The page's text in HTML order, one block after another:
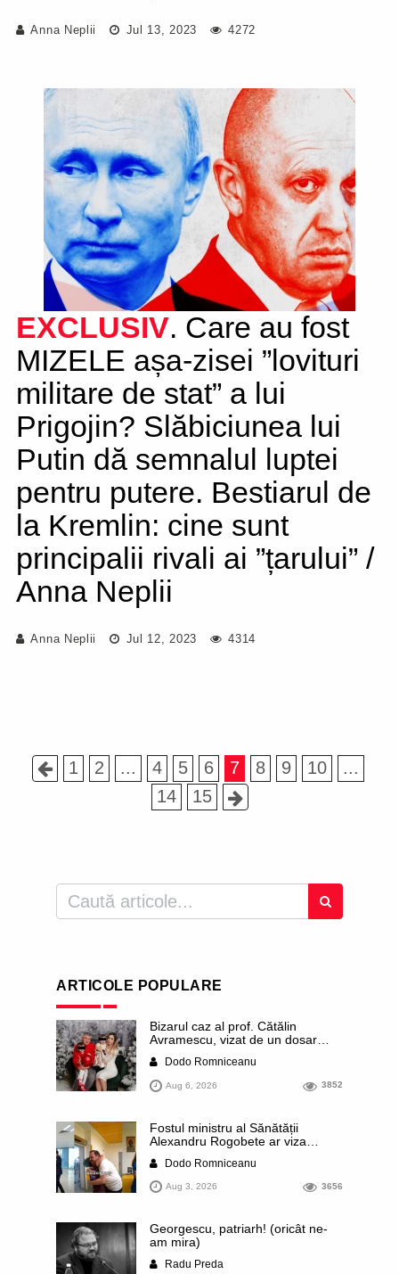
Anna Neplii Jul 13, 2023 4272
EXCLUSIV. Care au fost
MIZELE așa-zisei ”lovituri
militare de stat” a lui
Prigojin? Slăbiciunea lui
Putin dă semnalul luptei
pentru putere. Bestiarul de
la Kremlin: cine sunt
principalii rivali ai ”țarului” /
Anna Neplii
Anna Neplii Jul 12, 2023 4314
1 2 ... 4 5 6 7 8 9 10
...
14
15
ARTICOLE POPULARE
Bizarul caz al prof. Cătălin
Avramescu, vizat de un dosar
DIICOT pentru „pornografie
infantilă”. Miroase a execuție
stalinistă. Cea mai imundă parte a
presei publică inclusiv documente
dezvăluite date ultra-personale
ale profesorului, inclusiv
diagnostice și tratamente
Dodo Romniceanu
Aug 6, 2026 3852
Fostul ministru al Sănătății
Alexandru Rogobete ar viza
al orașului Timișoara. Pesedistul
publică imagini demne de Coreea
de Nord cu femei din Timișoara
Dodo Romniceanu
Aug 3, 2026 3656
Georgescu, patriarh! (oricât ne-
am mira)
Radu Preda